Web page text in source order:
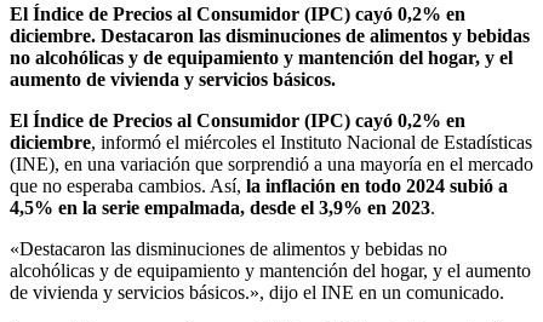
El Índice de Precios al Consumidor (IPC) cayó 0,2% en
diciembre. Destacaron las disminuciones de alimentos y bebidas
no alcohólicas y de equipamiento y mantención del hogar, y el
aumento de vivienda y servicios básicos.
El Índice de Precios al Consumidor (IPC) cayó 0,2% en
diciembre, informó el miércoles el Instituto Nacional de Estadísticas
(INE), en una variación que sorprendió a una mayoría en el mercado
que no esperaba cambios. Así, la inflación en todo 2024 subió a
4,5% en la serie empalmada, desde el 3,9% en 2023.
«Destacaron las disminuciones de alimentos y bebidas no
alcohólicas y de equipamiento y mantención del hogar, y el aumento
de vivienda y servicios básicos.», dijo el INE en un comunicado.